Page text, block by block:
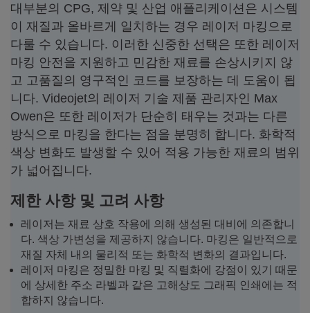
대부분의 CPG, 제약 및 산업 애플리케이션은 시스템
이 재질과 올바르게 일치하는 경우 레이저 마킹으로
다룰 수 있습니다. 이러한 신중한 선택은 또한 레이저
마킹 안전을 지원하고 민감한 재료를 손상시키지 않
고 고품질의 영구적인 코드를 보장하는 데 도움이 됩
니다. Videojet의 레이저 기술 제품 관리자인 Max
Owen은 또한 레이저가 단순히 태우는 것과는 다른
방식으로 마킹을 한다는 점을 분명히 합니다. 화학적
색상 변화도 발생할 수 있어 적용 가능한 재료의 범위
가 넓어집니다.
제한 사항 및 고려 사항
레이저는 재료 상호 작용에 의해 생성된 대비에 의존합니
다. 색상 가변성을 제공하지 않습니다. 마킹은 일반적으로
재질 자체 내의 물리적 또는 화학적 변화의 결과입니다.
레이저 마킹은 정밀한 마킹 및 직렬화에 강점이 있기 때문
에 상세한 주소 라벨과 같은 고해상도 그래픽 인쇄에는 적
합하지 않습니다.